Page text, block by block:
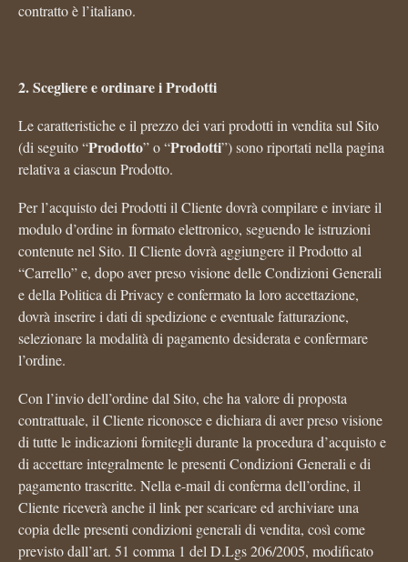
contratto è l’italiano.
2. Scegliere e ordinare i Prodotti
Le caratteristiche e il prezzo dei vari prodotti in vendita sul Sito
(di seguito “Prodotto” o “Prodotti”) sono riportati nella pagina
relativa a ciascun Prodotto.
Per l’acquisto dei Prodotti il Cliente dovrà compilare e inviare il
modulo d’ordine in formato elettronico, seguendo le istruzioni
contenute nel Sito. Il Cliente dovrà aggiungere il Prodotto al
“Carrello” e, dopo aver preso visione delle Condizioni Generali
e della Politica di Privacy e confermato la loro accettazione,
dovrà inserire i dati di spedizione e eventuale fatturazione,
selezionare la modalità di pagamento desiderata e confermare
l’ordine.
Con l’invio dell’ordine dal Sito, che ha valore di proposta
contrattuale, il Cliente riconosce e dichiara di aver preso visione
di tutte le indicazioni fornitegli durante la procedura d’acquisto e
di accettare integralmente le presenti Condizioni Generali e di
pagamento trascritte. Nella e-mail di conferma dell’ordine, il
Cliente riceverà anche il link per scaricare ed archiviare una
copia delle presenti condizioni generali di vendita, così come
previsto dall’art. 51 comma 1 del D.Lgs 206/2005, modificato